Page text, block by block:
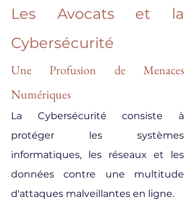
Les Avocats et la
Cybersécurité
Une Profusion de Menaces
Numériques
La Cybersécurité consiste à
protéger les systèmes
informatiques, les réseaux et les
données contre une multitude
d'attaques malveillantes en ligne.